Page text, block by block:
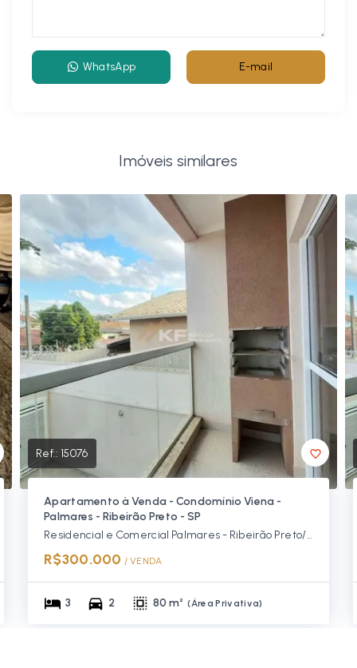
WhatsApp E-mail
Imóveis similares
Ref.: 15076
Apartamento à Venda - Condomínio Viena -
Palmares - Ribeirão Preto - SP
Residencial e Comercial Palmares - Ribeirão Preto/SP
R$300.000 / VENDA
3 2 80 m² (Área Privativa)